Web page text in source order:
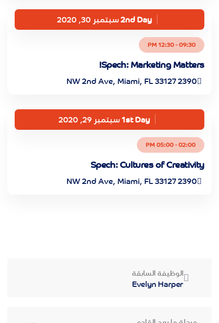
2nd Day سبتمبر 30, 2020
09:30 - 12:30 PM
Spech: Marketing Matters!
2390 NW 2nd Ave, Miami, FL 33127
1st Dayسبتمبر 29, 2020
02:00 - 05:00 PM
Spech: Cultures of Creativity
2390 NW 2nd Ave, Miami, FL 33127
الوظيفة السابقة
Evelyn Harper